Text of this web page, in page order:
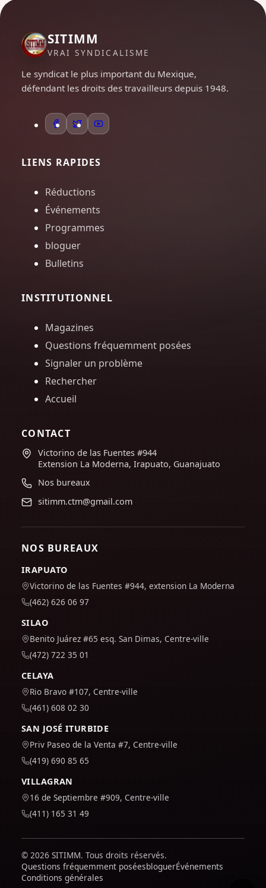
SITIMM
VRAI SYNDICALISME
Le syndicat le plus important du Mexique,
défendant les droits des travailleurs depuis 1948.
LIENS RAPIDES
Réductions
Événements
Programmes
bloguer
Bulletins
INSTITUTIONNEL
Magazines
Questions fréquemment posées
Signaler un problème
Rechercher
Accueil
CONTACT
Victorino de las Fuentes #944
Extension La Moderna, Irapuato, Guanajuato
Nos bureaux
sitimm.ctm@gmail.com
NOS BUREAUX
IRAPUATO
Victorino de las Fuentes #944, extension La Moderna
(462) 626 06 97
SILAO
Benito Juárez #65 esq. San Dimas, Centre-ville
(472) 722 35 01
CELAYA
Rio Bravo #107, Centre-ville
(461) 608 02 30
SAN JOSÉ ITURBIDE
Priv Paseo de la Venta #7, Centre-ville
(419) 690 85 65
VILLAGRAN
16 de Septiembre #909, Centre-ville
(411) 165 31 49
© 2026 SITIMM. Tous droits réservés.
Questions fréquemment poséesbloguerÉvénements
Conditions générales